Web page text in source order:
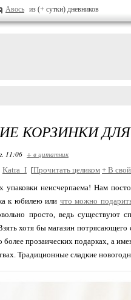
Авось из (+ сутки) дневников
КОРЗИНКИ
11:06 + в цитатник
Katra_I [Прочитать целиком + В
упаковки неисчерпаема! Нам
к юбилею или что можно
просто, ведь существуют
хотя бы магазин
более прозаических подарках, а
Традиционные сладкие